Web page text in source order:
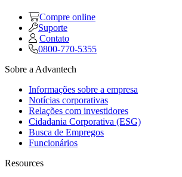
Compre online
Suporte
Contato
0800-770-5355
Sobre a Advantech
Informações sobre a empresa
Notícias corporativas
Relações com investidores
Cidadania Corporativa (ESG)
Busca de Empregos
Funcionários
Resources